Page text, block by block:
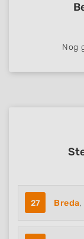
Nog
27 Breda,